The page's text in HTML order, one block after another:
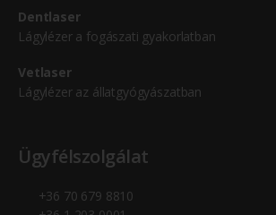
Dentlaser
Lágylézer a fogászati gyakorlatban
Vetlaser
Lágylézer az állatgyógyászatban
Ügyfélszolgálat
+36 70 679 8810